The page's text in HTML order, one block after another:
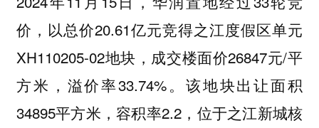
价，以总价20.61亿元竞得之江度假区单元
XH110205-02地块，成交楼面价26847元/平
方米，溢价率33.74%。该地块出让面积
34895平方米，容积率2.2，位于之江新城核